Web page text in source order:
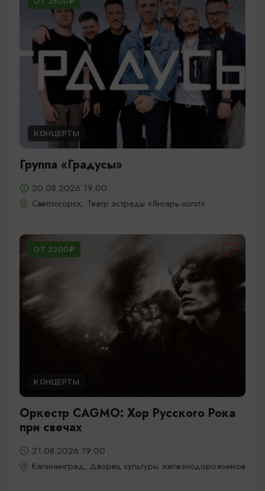
КОНЦЕРТЫ
Группа «Градусы»
20.08.2026 19:00
Светлогорск, Театр эстрады «Янтарь-холл»
ОТ 2300₽
КОНЦЕРТЫ
Оркестр CAGMO: Хор Русского Рока
при свечах
21.08.2026 19:00
Калининград, Дворец культуры железнодорожников